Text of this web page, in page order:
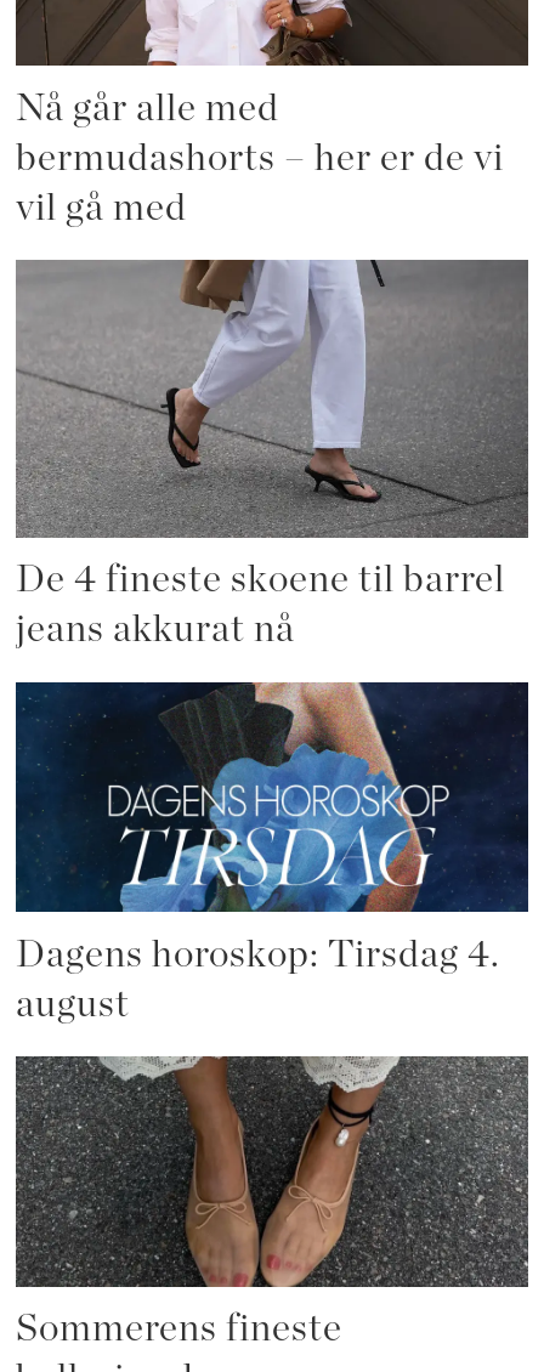
Nå går alle med
bermudashorts – her er de vi
vil gå med
De 4 fineste skoene til barrel
jeans akkurat nå
Dagens horoskop: Tirsdag 4.
august
Sommerens fineste